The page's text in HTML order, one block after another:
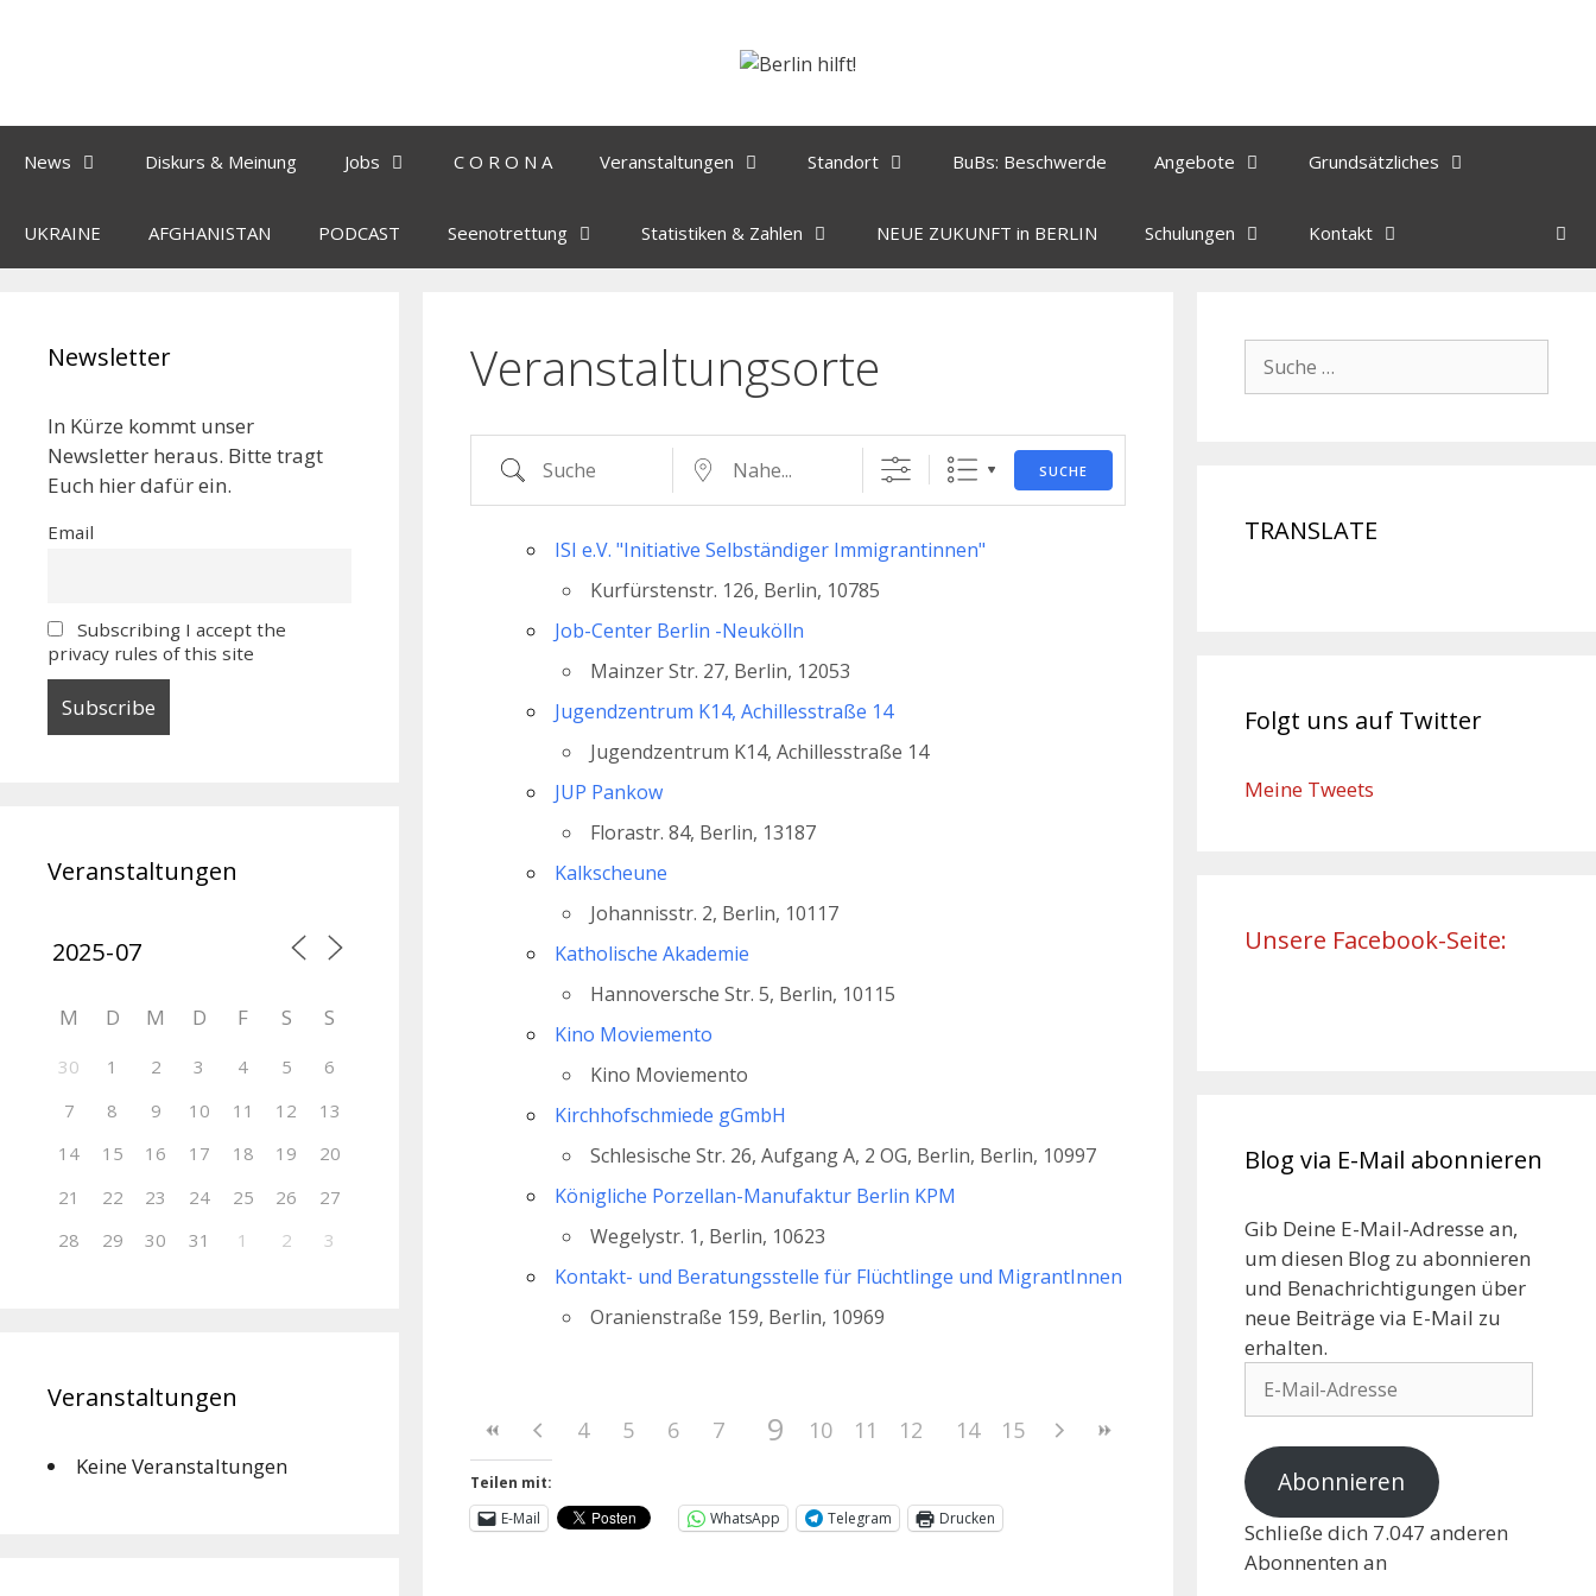
News Diskurs & Meinung Jobs C O R O N A Veranstaltungen Standort BuBs: Beschwerde Angebote Grundsätzliches
UKRAINE AFGHANISTAN PODCAST Seenotrettung Statistiken & Zahlen NEUE ZUKUNFT in BERLIN Schulungen Kontakt
Veranstaltungsorte
SUCHE
ISI e.V. "Initiative Selbständiger Immigrantinnen"
Kurfürstenstr. 126, Berlin, 10785
Job-Center Berlin -Neukölln
Mainzer Str. 27, Berlin, 12053
Jugendzentrum K14, Achillesstraße 14
Jugendzentrum K14, Achillesstraße 14
JUP Pankow
Florastr. 84, Berlin, 13187
Kalkscheune
Johannisstr. 2, Berlin, 10117
Katholische Akademie
Hannoversche Str. 5, Berlin, 10115
Kino Moviemento
Kino Moviemento
Kirchhofschmiede gGmbH
Schlesische Str. 26, Aufgang A, 2 OG, Berlin, Berlin, 10997
Königliche Porzellan-Manufaktur Berlin KPM
Wegelystr. 1, Berlin, 10623
Kontakt- und Beratungsstelle für Flüchtlinge und MigrantInnen
Oranienstraße 159, Berlin, 10969
4 5 6 7 89 10 11 12 13
14 15
Teilen mit:
E-Mail
WhatsApp Telegram Drucken
Newsletter
In Kürze kommt unser
Newsletter heraus. Bitte tragt
Euch hier dafür ein.
Email
Subscribing I accept the
privacy rules of this site
Veranstaltungen
M D M D F S S
30 1 2 3 4 5
6
7
8 9 10 11 12
13
14
15 16 17 18 19
20
21
22 23 24 25 26
27
28
29 30 31 1 2 3
Veranstaltungen
Keine Veranstaltungen
TRANSLATE
Folgt uns auf Twitter
Meine Tweets
Unsere Facebook-Seite:
Blog via E-Mail abonnieren
Gib Deine E-Mail-Adresse an,
um diesen Blog zu abonnieren
und Benachrichtigungen über
neue Beiträge via E-Mail zu
erhalten.
Abonnieren
Schließe dich 7.047 anderen
Abonnenten an